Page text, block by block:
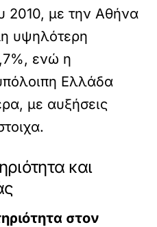
2010, με την Αθήνα
υψηλότερη
ενώ η
Ελλάδα
με αυξήσεις
και
στον